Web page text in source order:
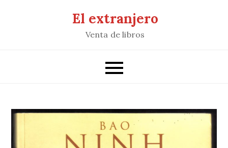
El extranjero
Venta de libros